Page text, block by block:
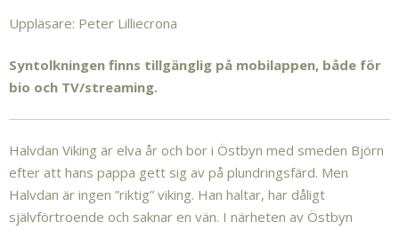
Uppläsare: Peter Lilliecrona
Syntolkningen finns tillgänglig på mobilappen, både för
bio och TV/streaming.
Halvdan Viking är elva år och bor i Östbyn med smeden Björn
efter att hans pappa gett sig av på plundringsfärd. Men
Halvdan är ingen ”riktig” viking. Han haltar, har dåligt
självförtroende och saknar en vän. I närheten av Östbyn